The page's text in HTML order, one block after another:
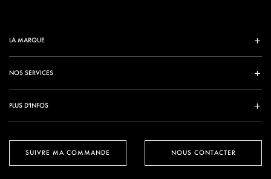
SUIVRE MA COMMANDE
LA MARQUE
NOS SERVICES
PLUS D'INFOS
NOUS CONTACTER